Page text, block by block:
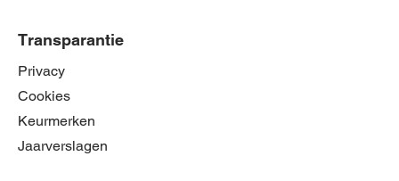
Transparantie
Privacy
Cookies
Keurmerken
Jaarverslagen